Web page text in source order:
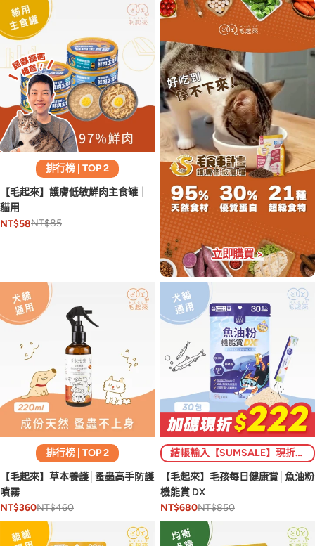
排行榜 | TOP 2
【毛起來】護膚低敏鮮肉主食罐｜
貓用
NT$58NT$85
立即購買 >
排行榜 | TOP 2
【毛起來】草本養護│蚤蟲高手防護
噴霧
NT$360NT$460
結帳輸入【SUMSALE】現折$222 (限1次)💥
【毛起來】毛孩每日健康賞│魚油粉
機能賞 DX
NT$680NT$850